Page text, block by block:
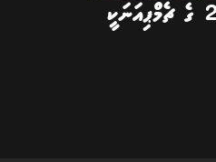
ހިކިފަސް ޕްރޯ 2024 ގެ ޗެމްޕިއަނަކީ